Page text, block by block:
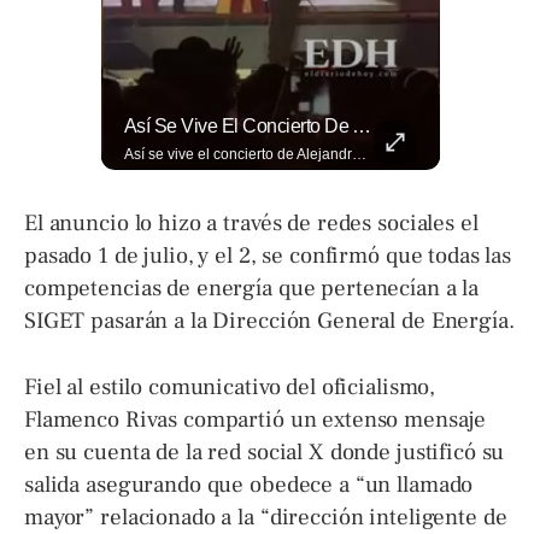
Así Se Vive El Concierto De Alejandro Fernández En El Salvador.
Así se vive el concierto de Alejandro Fernández en El Salvador. Una noche inolvidable a pesar de la lluvia. Canciones que llenaron de alegría y nostalgia a todo el público presente. 🤩👏 #Concierto #ElSalvador #AlejandroFernández
El anuncio lo hizo a través de redes sociales el
pasado 1 de julio, y el 2, se confirmó que todas las
competencias de energía que pertenecían a la
SIGET pasarán a la Dirección General de Energía.
Fiel al estilo comunicativo del oficialismo,
Flamenco Rivas compartió un extenso mensaje
en su cuenta de la red social X donde justificó su
salida asegurando que obedece a “un llamado
mayor” relacionado a la “dirección inteligente de